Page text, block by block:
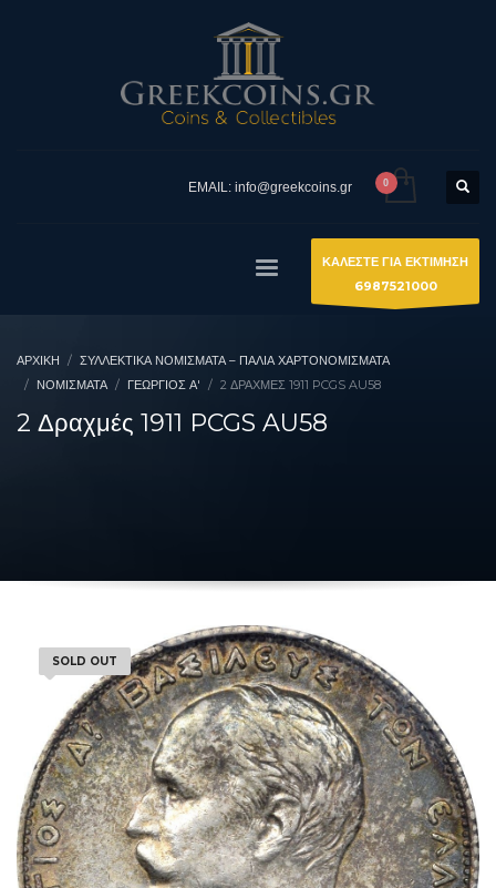
EMAIL: info@greekcoins.gr
ΚΑΛΕΣΤΕ ΓΙΑ ΕΚΤΙΜΗΣΗ
6987521000
ΑΡΧΙΚΉ
ΣΥΛΛΕΚΤΙΚΆ ΝΟΜΊΣΜΑΤΑ – ΠΑΛΙΆ ΧΑΡΤΟΝΟΜΊΣΜΑΤΑ
ΝΟΜΙΣΜΑΤΑ
ΓΕΏΡΓΙΟΣ Α' 2 ΔΡΑΧΜΈΣ 1911 PCGS AU58
2 Δραχμές 1911 PCGS AU58
SOLD OUT